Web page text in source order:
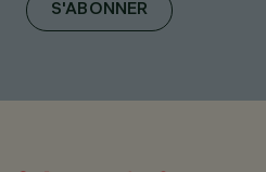
S'ABONNER